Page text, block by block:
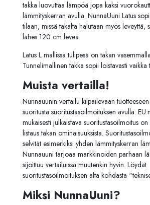
takka luovuttaa lämpöä jopa kaksi
lämmityskerran avulla. NunnaUuni Latus
tilaan, missä takalta halutaan myös leveyttä,
lähes 120 cm leveä.
Latus L mallissa tulipesä on takan
Tunnelimallinen takka sopii loistavasti vaikka
Muista vertailla!
Nunnauunin vertailu kilpailevaan
suoritusta suoritustasoilmoituksen avulla.
mukaisesti julkaistava suoritustasoilmoitus on
listaus takan ominaisuuksista.
selvität esimerkiksi yhden lämmityskerran
Nunnauuni tarjoaa markkinoiden parhaan
sijoittuu vertailuissa muutenkin hyvin. Löydät
suoritustasoilmoituksen alta kohdasta
Miksi NunnaUuni?